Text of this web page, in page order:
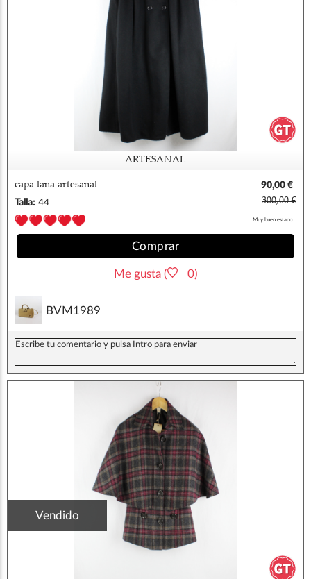
ARTESANAL
capa lana artesanal
90,00 €
Talla: 44 300,00 €
Muy buen estado
Comprar
Me gusta ( 0)
BVM1989
Vendido